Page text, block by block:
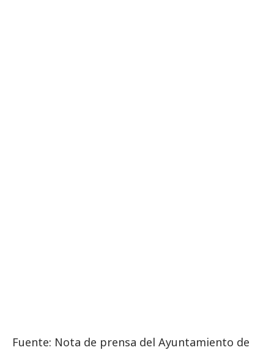
Fuente: Nota de prensa del Ayuntamiento de